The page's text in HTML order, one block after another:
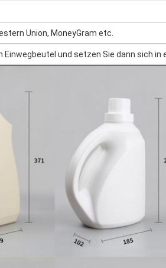
Union, MoneyGram etc.
Einwegbeutel und setzen Sie dann sich in